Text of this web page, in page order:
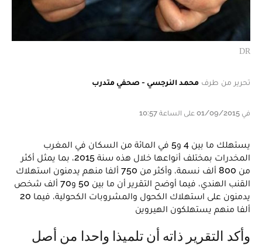
DR
تحرير من طرف محمد النرجسي - صحفي متدرب
في 01/09/2015 على الساعة 10:57
يستهلك ما بين 4 و5 في المائة من السكان في المغرب
المخدرات بمختلف أنواعها خلال هذه سنة 2015، بما يمثل أكثر
من 800 ألف نسمة، وأكثر من 750 ألفا منهم يدمنون استهلاك
القنب الهندي، فيما أوضح التقرير أن ما بين 50 و70 ألف شخص
يدمنون على استهلاك الكحول والمشروبات الكحولية، فيما 20
ألفا منهم يستهلكون الهيروين
وأكد التقرير ذاته أن تلميذا واحدا من أصل